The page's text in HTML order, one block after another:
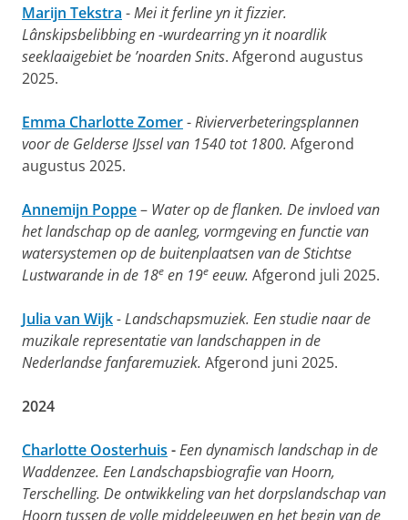
Marijn Tekstra -Mei it ferline yn it fizzier.
Lânskipsbelibbing en -wurdearring yn it noardlik
seeklaaigebiet be ’noarden Snits. Afgerond augustus
2025.
Emma Charlotte Zomer-Rivierverbeteringsplannen
voor de Gelderse IJssel van 1540 tot 1800. Afgerond
augustus 2025.
Annemijn Poppe– Water op de flanken. De invloed van
het landschap op de aanleg, vormgeving en functie van
watersystemen op de buitenplaatsen van de Stichtse
Lustwarande in de 18e en 19e eeuw. Afgerond juli 2025.
Julia van Wijk- Landschapsmuziek. Een studie naar de
muzikale representatie van landschappen in de
Nederlandse fanfaremuziek. Afgerond juni 2025.
2024
Charlotte Oosterhuis -Een dynamisch landschap in de
Waddenzee. Een Landschapsbiografie van Hoorn,
Terschelling. De ontwikkeling van het dorpslandschap van
Hoorn tussen de volle middeleeuwen en het begin van de